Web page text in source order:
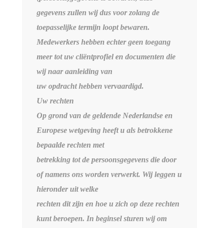
gegevens zullen wij dus voor zolang de
toepasselijke termijn loopt bewaren.
Medewerkers hebben echter geen toegang
meer tot uw cliëntprofiel en documenten die
wij naar aanleiding van
uw opdracht hebben vervaardigd.
Uw rechten
Op grond van de geldende Nederlandse en
Europese wetgeving heeft u als betrokkene
bepaalde rechten met
betrekking tot de persoonsgegevens die door
of namens ons worden verwerkt. Wij leggen u
hieronder uit welke
rechten dit zijn en hoe u zich op deze rechten
kunt beroepen. In beginsel sturen wij om